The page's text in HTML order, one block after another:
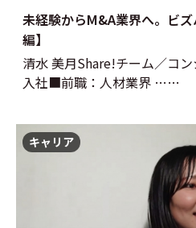
未経験からM&A業界へ。ビ
編】
清水 美月Share!チーム／コ
入社■前職：人材業界 ……
キャリア